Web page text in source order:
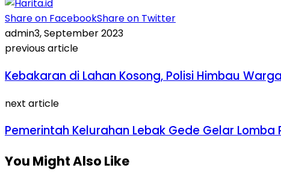
Share on FacebookShare on Twitter
admin3, September 2023
previous article
Kebakaran di Lahan Kosong, Polisi Himbau
next article
Pemerintah Kelurahan Lebak Gede Gelar
You Might Also Like